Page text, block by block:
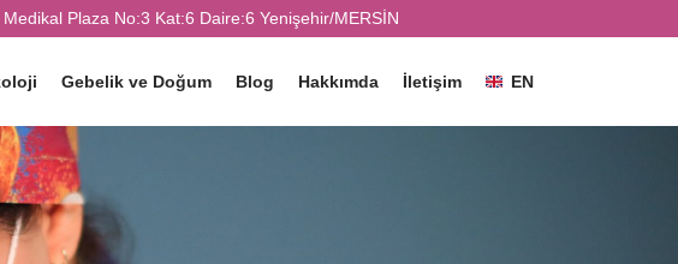
Plaza No:3 Kat:6 Daire:6 Yenişehir/MERSİN
Gebelik ve Doğum Blog Hakkımda İletişim EN